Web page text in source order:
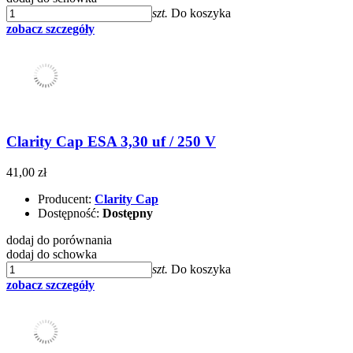
szt. Do koszyka
zobacz szczegóły
Clarity Cap ESA 3,30 uf / 250 V
41,00 zł
Producent: Clarity Cap
Dostępność: Dostępny
dodaj do porównania
dodaj do schowka
szt. Do koszyka
zobacz szczegóły